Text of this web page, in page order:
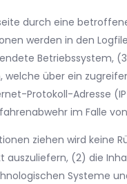
durch eine
werden in den
Betriebssystem,
über ein
Protokoll-Adresse
im Falle
ziehen wird keine
(2) die
Systeme